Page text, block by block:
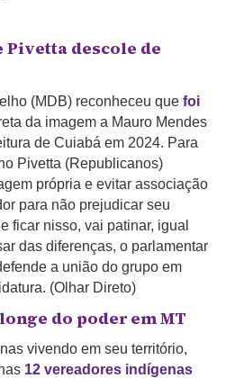
Pivetta descole de
(MDB) reconheceu que foi
da imagem a Mauro Mendes
de Cuiabá em 2024. Para
Pivetta (Republicanos)
própria e evitar associação
para não prejudicar seu
ficar nisso, vai patinar, igual
das diferenças, o parlamentar
a união do grupo em
(Olhar Direto)
do poder em MT
vivendo em seu território,
12 vereadores indígenas